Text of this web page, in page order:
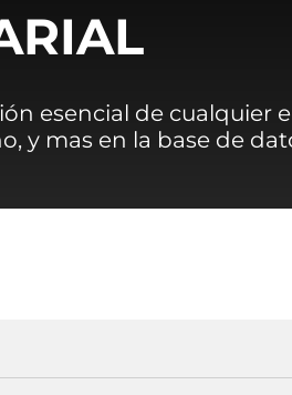
esencial de cualquier
y mas en la base de